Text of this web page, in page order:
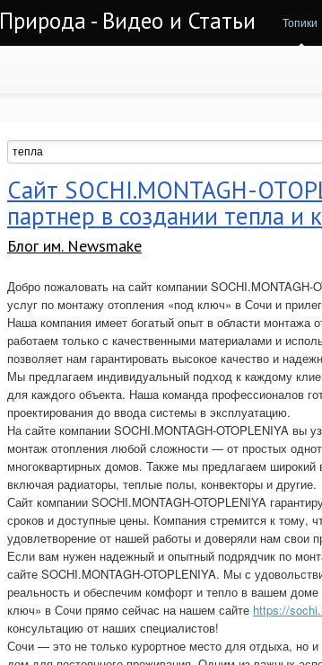
Природа - Видео и Статьи Топики
Сайт SOCHI.MONTAGH-
партнер в создании тепла и
Блог им. Newsmake
Добро пожаловать на сайт компании
услуг по монтажу отопления «под ключ» в Сочи и
Наша компания имеет богатый опыт в области монтажа
работаем только с качественными материалами и
позволяет нам гарантировать высокое качество и
Мы предлагаем индивидуальный подход к каждому
для каждого объекта. Наша команда профессионалов
проектирования до ввода системы в эксплуатацию.
На сайте компании SOCHI.MONTAGH-OTOPLENIYA вы
монтаж отопления любой сложности — от простых
многоквартирных домов. Также мы предлагаем широкий
включая радиаторы, теплые полы, конвекторы и другие.
Сайт компании SOCHI.MONTAGH-OTOPLENIYA
сроков и доступные цены. Компания стремится к тому,
удовлетворение от нашей работы и доверяли нам свои
Если вам нужен надежный и опытный подрядчик по
сайте SOCHI.MONTAGH-OTOPLENIYA. Мы с
реальность и обеспечим комфорт и тепло в вашем
ключ» в Сочи прямо сейчас на нашем сайте https://
консультацию от наших специалистов!
Сочи — это не только курортное место для отдыха, но